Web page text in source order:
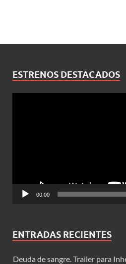
ESTRENOS DESTACADOS
00:00
ENTRADAS RECIENTES
Deuda de sangre. Trailer para